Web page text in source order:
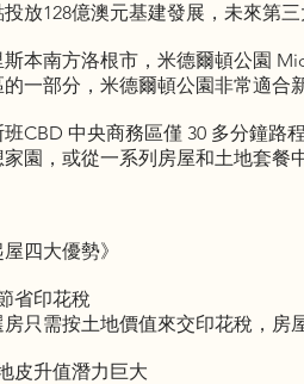
投放128億澳元基建發展，未來第
本南方洛根市，米德爾頓公園
一部分，米德爾頓公園非常適合
班CBD 中央商務區僅 30 多分鐘路
園，或從一系列房屋和土地套餐
屋四大優勢》
省印花稅
房只需按土地價值來交印花稅，房
皮升值潛力巨大